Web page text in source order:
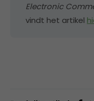
Electronic
vindt het artikel